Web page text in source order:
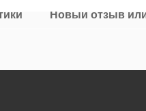
Новый отзыв